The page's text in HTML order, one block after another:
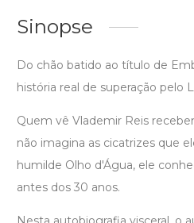
Sinopse
Do chão batido ao título de
história real de superação pelo
Quem vê Vlademir Reis
não imagina as cicatrizes que
humilde Olho d'Água, ele
antes dos 30 anos.